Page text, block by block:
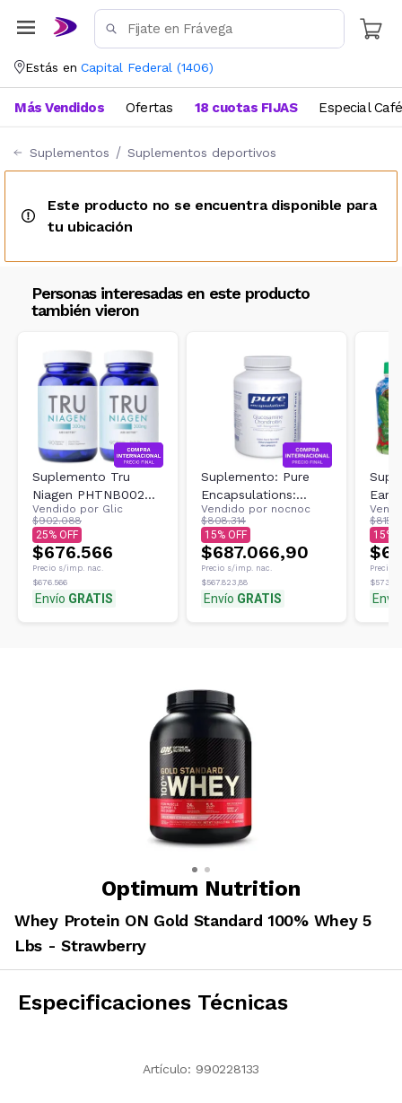
Estás en Capital Federal (1406)
Más Vendidos Ofertas 18 cuotas FIJAS Especial Café
Suplementos Suplementos deportivos
Este producto no se encuentra disponible para
tu ubicación
Personas interesadas en este producto
también vieron
Suplemento Tru
Niagen PHTNB002
90 300NSFS
Ribosida
Vendido por Glic
$902.088
25
$676.566
Precio s/imp. nac.
$676.566
Envío GRATIS
Suplemento: Pure
Encapsulations:
glucosamina y
condroitina 360 C
Vendido por nocnoc
$808.314
15
$687.066,90
Precio s/imp. nac.
$567.823,88
Envío GRATIS
15
Precio
Optimum Nutrition
Whey Protein ON Gold Standard 100% Whey 5
Lbs - Strawberry
Especificaciones Técnicas
Artículo: 990228133